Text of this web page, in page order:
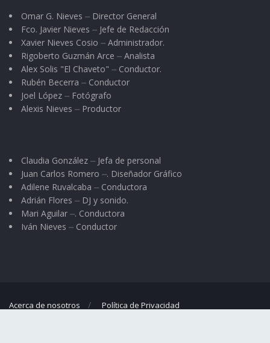
Omar G. Nieves ⏤ Director General
Fco. Javier Nieves ⏤ Jefe de Redacción
Xavier Nieves Cosio ⏤ Administrador.
Rigoberto Guzmán Arce ⏤ Analista
Alex Solis "El Chaveto" ⏤ Conductor.
Rubén Becerra ⏤ Conductor
Joel López ⏤ Fotógrafo
Alexis Nieves ⏤ Productor
Claudia González ⏤ Jefa de personal
Juan Carlos Romero ⏤. Diseñador Gráfico
Adilene Ruvalcaba ⏤ Conductora
Adrián Flores ⏤ DJ y sonido.
Mari Aguilar ⏤. Conductora
Iván Nieves ⏤ Conductor
Acerca de nosotros Política de Privacidad